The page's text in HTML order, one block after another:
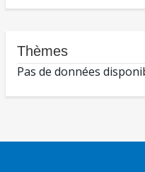
Thèmes
Pas de données